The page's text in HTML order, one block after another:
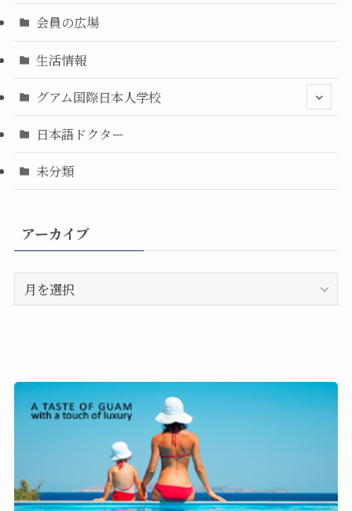
会員の広場
生活情報
グアム国際日本人学校
日本語ドクター
未分類
アーカイブ
ー